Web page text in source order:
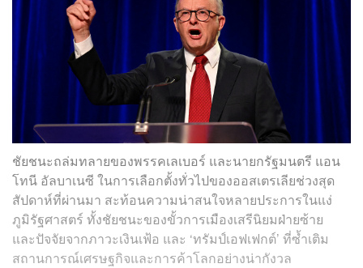
ชัยชนะถล่มทลายของพรรคเลเบอร์ และนายกรัฐมนตรี แอน
โทนี อัลบาเนซี ในการเลือกตั้งทั่วไปของออสเตรเลียช่วงสุด
สัปดาห์ที่ผ่านมา สะท้อนความน่าสนใจหลายประการในแง่
ภูมิรัฐศาสตร์ ทั้งชัยชนะของขั้วการเมืองเสรีนิยมฝ่ายซ้าย
และปัจจัยจากภาวะเงินเฟ้อ และ ‘ทรัมป์เอฟเฟกต์’ ที่ซ้ำเติม
สถานการณ์เศรษฐกิจและการค้าโลกอย่างน่ากังวล